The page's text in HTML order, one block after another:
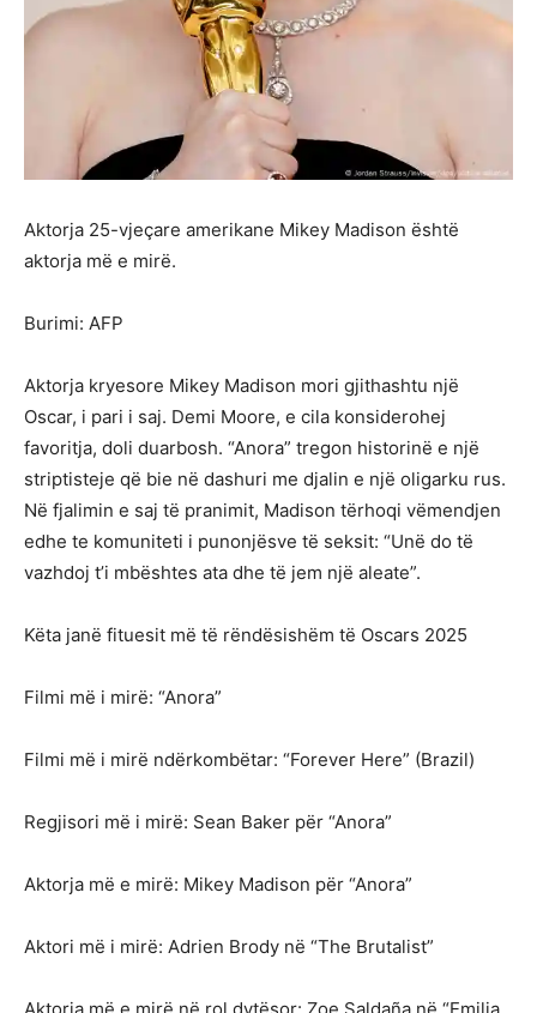
Aktorja 25-vjeçare amerikane Mikey Madison është
aktorja më e mirë.
Burimi: AFP
Aktorja kryesore Mikey Madison mori gjithashtu një
Oscar, i pari i saj. Demi Moore, e cila konsiderohej
favoritja, doli duarbosh. “Anora” tregon historinë e një
striptisteje që bie në dashuri me djalin e një oligarku rus.
Në fjalimin e saj të pranimit, Madison tërhoqi vëmendjen
edhe te komuniteti i punonjësve të seksit: “Unë do të
vazhdoj t’i mbështes ata dhe të jem një aleate”.
Këta janë fituesit më të rëndësishëm të Oscars 2025
Filmi më i mirë: “Anora”
Filmi më i mirë ndërkombëtar: “Forever Here” (Brazil)
Regjisori më i mirë: Sean Baker për “Anora”
Aktorja më e mirë: Mikey Madison për “Anora”
Aktori më i mirë: Adrien Brody në “The Brutalist”